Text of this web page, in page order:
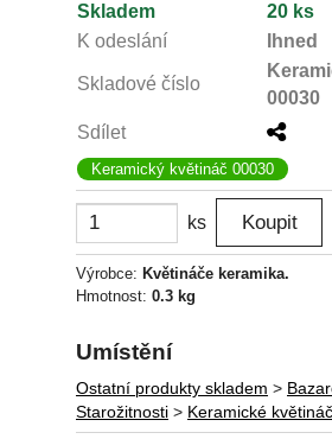
Skladem
20 ks
K odeslání
Ihned
Skladové číslo
00030
Sdílet
Keramický květináč 00030
ks
Výrobce: Květináče keramika.
Hmotnost: 0.3 kg
Umístění
Ostatní produkty skladem >
Starožitnosti > Keramické